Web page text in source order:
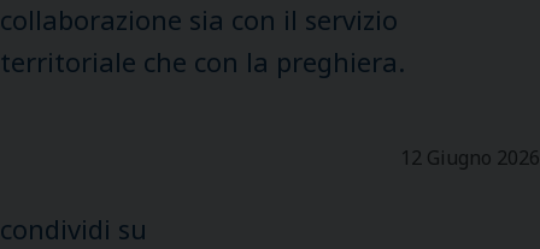
collaborazione sia con il servizio
territoriale che con la preghiera.
12 Giugno 2026
condividi su